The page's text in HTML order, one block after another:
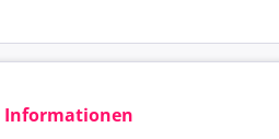
Informationen